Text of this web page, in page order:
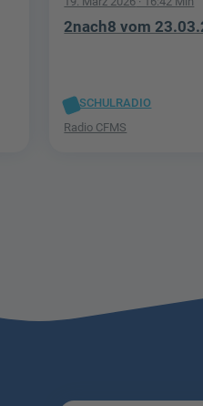
2nach8 vom
SCHULRADIO
Radio CFMS